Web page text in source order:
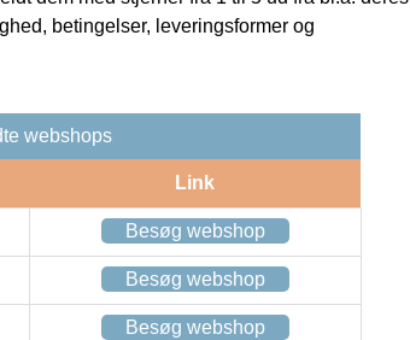
betingelser, leveringsformer og
webshops
Link
Besøg webshop
Besøg webshop
Besøg webshop